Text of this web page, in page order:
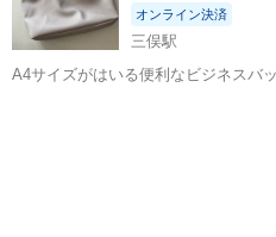
オンライン決済
三俣駅
A4サイズがはいる便利なビジネスバ